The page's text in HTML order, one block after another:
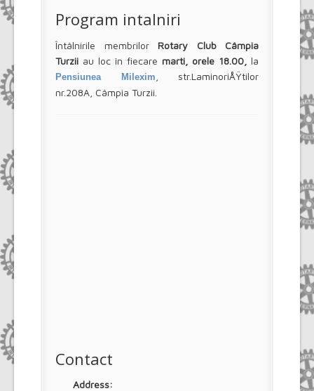
Program intalniri
Întâlnirile membrilor Rotary Club Câmpia
Turzii au loc în fiecare marti, orele 18.00, la
Pensiunea Milexim , str.LaminoriÅŸtilor
nr.208A, Câmpia Turzii.
Contact
Address: